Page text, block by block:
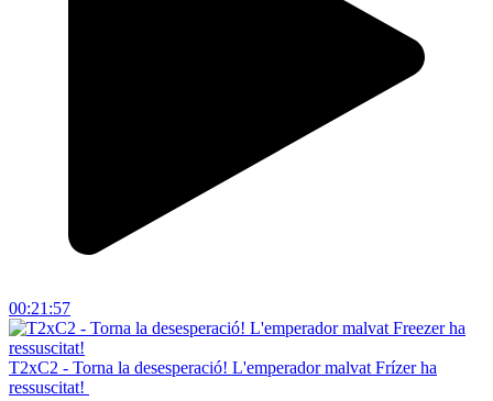
00:21:57
T2xC2 - Torna la desesperació! L'emperador malvat Frízer ha
ressuscitat!